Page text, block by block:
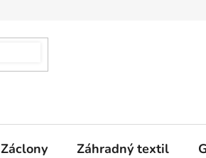
Záclony Záhradný textil